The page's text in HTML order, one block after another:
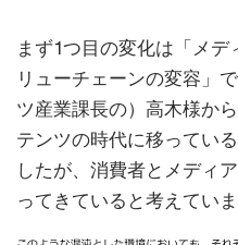
まず1つ目の変化は「メ
リューチェーンの変容」
ツ産業課長の）高木様か
テンツの時代に移ってい
したが、消費者とメディ
ってきていると考えていま